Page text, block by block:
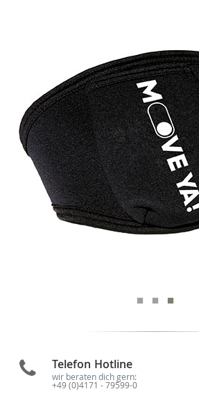
Telefon Hotline
wir beraten dich gern:
+49 (0)4171 - 79599-0